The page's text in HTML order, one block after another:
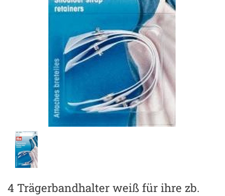
4 Trägerbandhalter weiß für ihre zb.